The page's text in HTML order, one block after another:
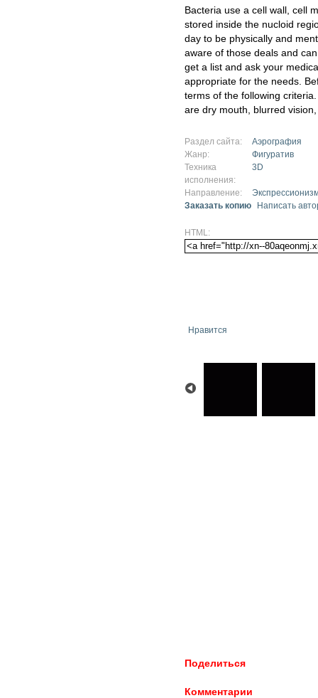
Bacteria use a cell wall, cell
stored inside the nucloid
day to be physically and
aware of those deals and
get a list and ask your
appropriate for the needs.
terms of the following
are dry mouth, blurred
Раздел сайта:
Аэрография
Жанр:
Фигуратив
Техника
исполнения:
3D
Направление:
Заказать копию
Написать
HTML:
Нравится
Поделиться
Комментарии